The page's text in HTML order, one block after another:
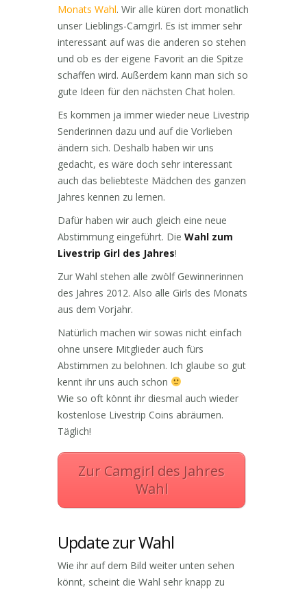
Monats Wahl. Wir alle küren dort monatlich
unser Lieblings-Camgirl. Es ist immer sehr
interessant auf was die anderen so stehen
und ob es der eigene Favorit an die Spitze
schaffen wird. Außerdem kann man sich so
gute Ideen für den nächsten Chat holen.
Es kommen ja immer wieder neue Livestrip
Senderinnen dazu und auf die Vorlieben
ändern sich. Deshalb haben wir uns
gedacht, es wäre doch sehr interessant
auch das beliebteste Mädchen des ganzen
Jahres kennen zu lernen.
Dafür haben wir auch gleich eine neue
Abstimmung eingeführt. Die Wahl zum
Livestrip Girl des Jahres!
Zur Wahl stehen alle zwölf Gewinnerinnen
des Jahres 2012. Also alle Girls des Monats
aus dem Vorjahr.
Natürlich machen wir sowas nicht einfach
ohne unsere Mitglieder auch fürs
Abstimmen zu belohnen. Ich glaube so gut
kennt ihr uns auch schon
Wie so oft könnt ihr diesmal auch wieder
kostenlose Livestrip Coins abräumen.
Täglich!
Zur Camgirl des Jahres
Wahl
Update zur Wahl
Wie ihr auf dem Bild weiter unten sehen
könnt, scheint die Wahl sehr knapp zu